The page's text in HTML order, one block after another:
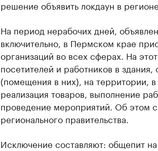
решение объявить локдаун в регионе.
На период нерабочих дней,
включительно, в Пермском крае
организаций во всех сферах. На
посетителей и работников в
(помещения в них), на территории,
реализация товаров, выполнение
проведение мероприятий. Об этом
регионального правительства.
Исключение составляют: общепит